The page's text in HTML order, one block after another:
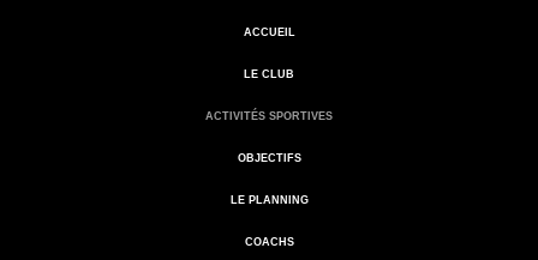
ACCUEIL
LE CLUB
ACTIVITÉS SPORTIVES
OBJECTIFS
LE PLANNING
COACHS